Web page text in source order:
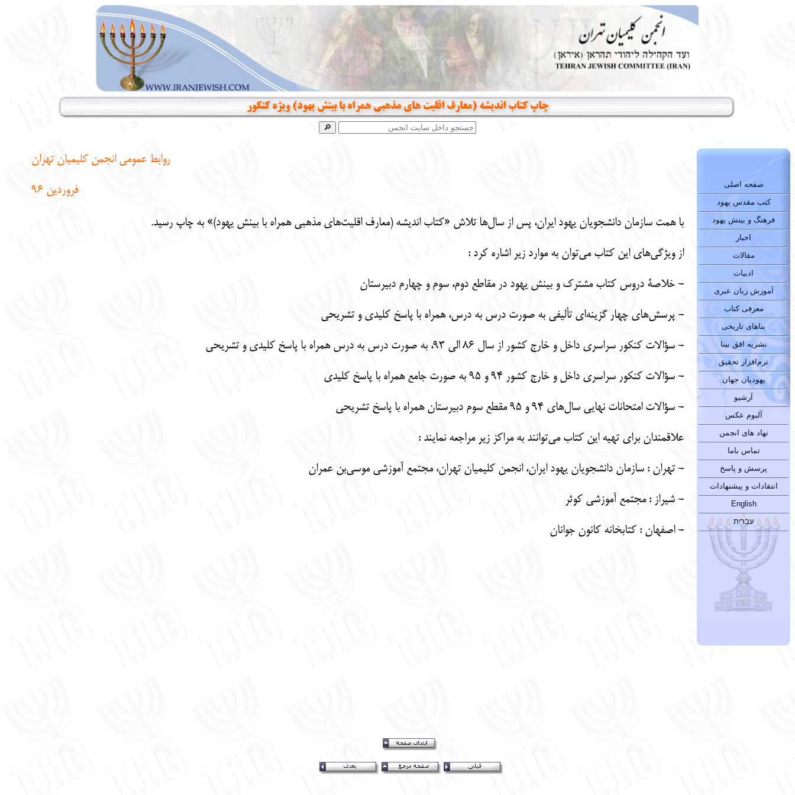
چاپ کتاب اندیشه (معارف اقلیت های مذهبی همراه با بینش یهود) ویژه کنکور
صفحه اصلی
کتب مقدس یهود
فرهنگ و بینش یهود
اخبار
مقالات
ادبیات
آموزش زبان عبری
معرفی کتاب
بناهای تاریخی
نشریه افق بینا
نرم‌افزار تحقیق
یهودیان جهان
آرشیو
آلبوم عکس
نهاد های انجمن
تماس باما
پرسش و پاسخ
انتقادات و پیشنهادات
English
עברית
روابط عمومی انجمن کلیمیان تهران
فروردین 96
با همت سازمان دانشجویان یهود ایران، پس از سال‌ها تلاش «کتاب اندیشه (معارف اقلیت‌های مذهبی همراه با بینش یهود)» به چاپ رسید.
از ویژگی‌های این کتاب می‌توان به موارد زیر اشاره کرد :
- خلاصۀ دروس کتاب مشترک و بینش یهود در مقاطع دوم، سوم و چهارم دبیرستان
- پرسش‌های چهار گزینه‌ای تألیفی به صورت درس به درس، همراه با پاسخ کلیدی و تشریحی
- سؤالات کنکور سراسری داخل و خارج کشور از سال 86 الی 93، به صورت درس به درس همراه با پاسخ کلیدی و تشریحی
- سؤالات کنکور سراسری داخل و خارج کشور 94 و 95 به صورت جامع همراه با پاسخ کلیدی
- سؤالات امتحانات نهایی سال‌های 94 و 95 مقطع سوم دبیرستان همراه با پاسخ تشریحی
علاقمندان برای تهیه این کتاب می‌توانند به مراکز زیر مراجعه نمایند :
- تهران : سازمان دانشجویان یهود ایران، انجمن کلیمیان تهران، مجتمع آموزشی موسی‌بن عمران
- شیراز : مجتمع آموزشی کوثر
- اصفهان : کتابخانه کانون جوانان